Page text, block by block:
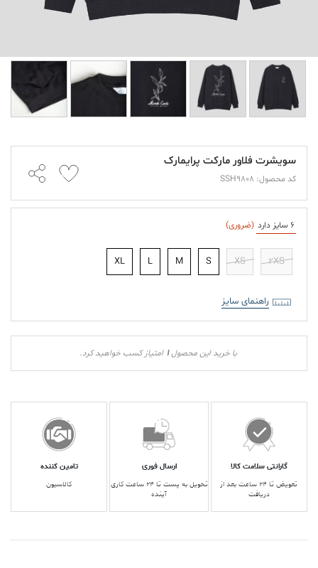
سویشرت فلاور مارکت پرایمارک
کد محصول: SSH9808
6 سایز دارد (ضروری)
2XS
XS
S
M
L
XL
راهنمای سایز
با خرید این محصول1 امتیاز کسب خواهید کرد.
گارانتی سلامت کالا
تعویض تا ۲۴ ساعت بعد از
دریافت
ارسال فوری
تحویل به پست تا ۲۴ ساعت کاری
آینده
تامین کننده
کالاسیون